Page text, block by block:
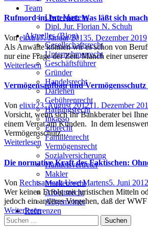
Team
Uwe Martens
Dipl. Jur. Florian N. Schuh
Aktuelles (Blog)
Gesellschaftsrecht
Unternehmerrecht
Geschäftsführer
Gründer
Handelsrecht
Darlehen
Gebührenrecht
Haftungsrecht
Inkasso
Erbrecht
Familienrecht
Vermögensrecht
Sozialversicherung
Handelsvertreter
Makler
Markenrecht
Arbeitsrecht
Allgemeines
Referenzen
Kontakt
Rufmord im Internet: Was läßt sich
Author
VonelixirPosted
on
17. Januar 20135. Dezember 2019
Als Anwälte können wir es schon von
nur eine Frage der Zeit. Manch einer
Weiterlesen
Vermögensaufbau und
Author
Von elixirPosted
on
23. August 201211. Dezember
Vorsicht, wenn sich Ihr Bankberater bei
einem Verrat am Kunden. In dem
Vermögensschutz…
Weiterlesen
Die normative Kraft des Faktischen:
Author
Von Rechtsanwalt Uwe MartensPosted
on
5. Juni 2012
Wer keinen Erfolg mit juristischen Mitteln
jedoch ein anderes Vorgehen, daß der
Weiterlesen
Suchen
nach: